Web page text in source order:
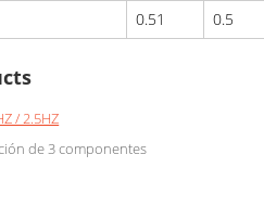
0.51 0.5
/ 2.5HZ
de 3 componentes